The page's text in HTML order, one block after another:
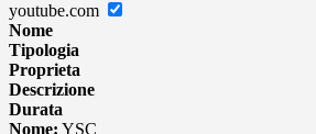
youtube.com
Nome
Tipologia
Proprieta
Descrizione
Durata
Nome: YSC